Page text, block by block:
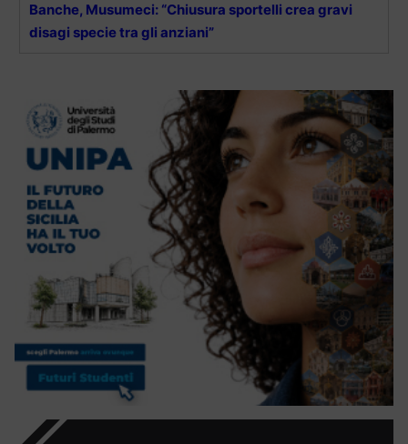
Banche, Musumeci: “Chiusura sportelli crea gravi
disagi specie tra gli anziani”